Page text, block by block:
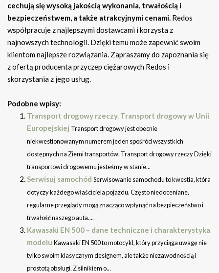
cechują się wysoką jakością wykonania, trwałością i
bezpieczeństwem, a także atrakcyjnymi cenami. Redos
współpracuje z najlepszymi dostawcami i korzysta z
najnowszych technologii. Dzięki temu może zapewnić swoim
klientom najlepsze rozwiązania. Zapraszamy do zapoznania się
z ofertą producenta przyczep ciężarowych Redos i
skorzystania z jego usług.
Podobne wpisy:
Transport drogowy rzeczy. Transport drogowy w Unii
Europejskiej Transport drogowy jest obecnie
niekwestionowanym numerem jeden spośród wszystkich
dostępnych na Ziemi transportów. Transport drogowy rzeczy Dzięki
transportowi drogowemu jesteśmy w stanie...
Serwisuj samochód Serwisowanie samochodu to kwestia, która
dotyczy każdego właściciela pojazdu. Często niedoceniane,
regularne przeglądy mogą znacząco wpłynąć na bezpieczeństwo i
trwałość naszego auta....
Kawasaki EN 500 – dane techniczne i charakterystyka
modelu Kawasaki EN 500 to motocykl, który przyciąga uwagę nie
tylko swoim klasycznym designem, ale także niezawodnością i
prostotą obsługi. Z silnikiem o...